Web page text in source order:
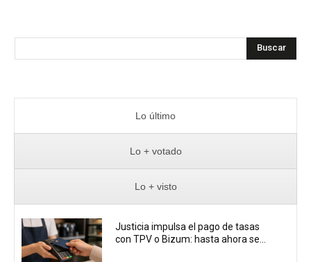
Buscar
Lo último
Lo + votado
Lo + visto
Justicia impulsa el pago de tasas
con TPV o Bizum: hasta ahora se...